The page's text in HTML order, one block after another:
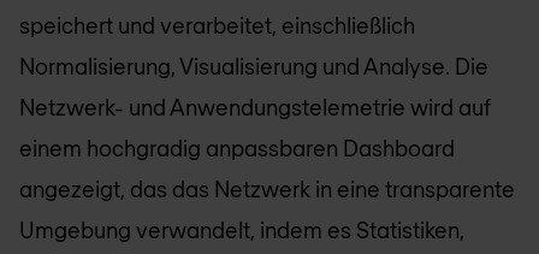
speichert und verarbeitet, einschließlich
Normalisierung, Visualisierung und Analyse. Die
Netzwerk- und Anwendungstelemetrie wird auf
einem hochgradig anpassbaren Dashboard
angezeigt, das das Netzwerk in eine transparente
Umgebung verwandelt, indem es Statistiken,